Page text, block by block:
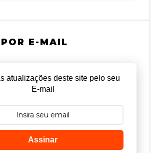
E-MAIL
atualizações deste site pelo seu
E-mail
Assinar